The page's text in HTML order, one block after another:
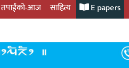
तपाईंको-आज साहित्य E papers